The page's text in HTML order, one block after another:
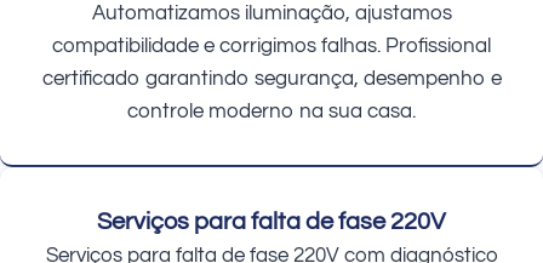
Automatizamos iluminação, ajustamos
compatibilidade e corrigimos falhas. Profissional
certificado garantindo segurança, desempenho e
controle moderno na sua casa.
Serviços para falta de fase 220V
Serviços para falta de fase 220V com diagnóstico